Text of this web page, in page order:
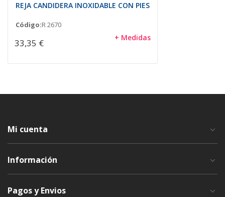
REJA CANDIDERA INOXIDABLE CON PIES
Código:R 2670
33,35 € + Medidas
Mi cuenta
Información
Pagos y Envios